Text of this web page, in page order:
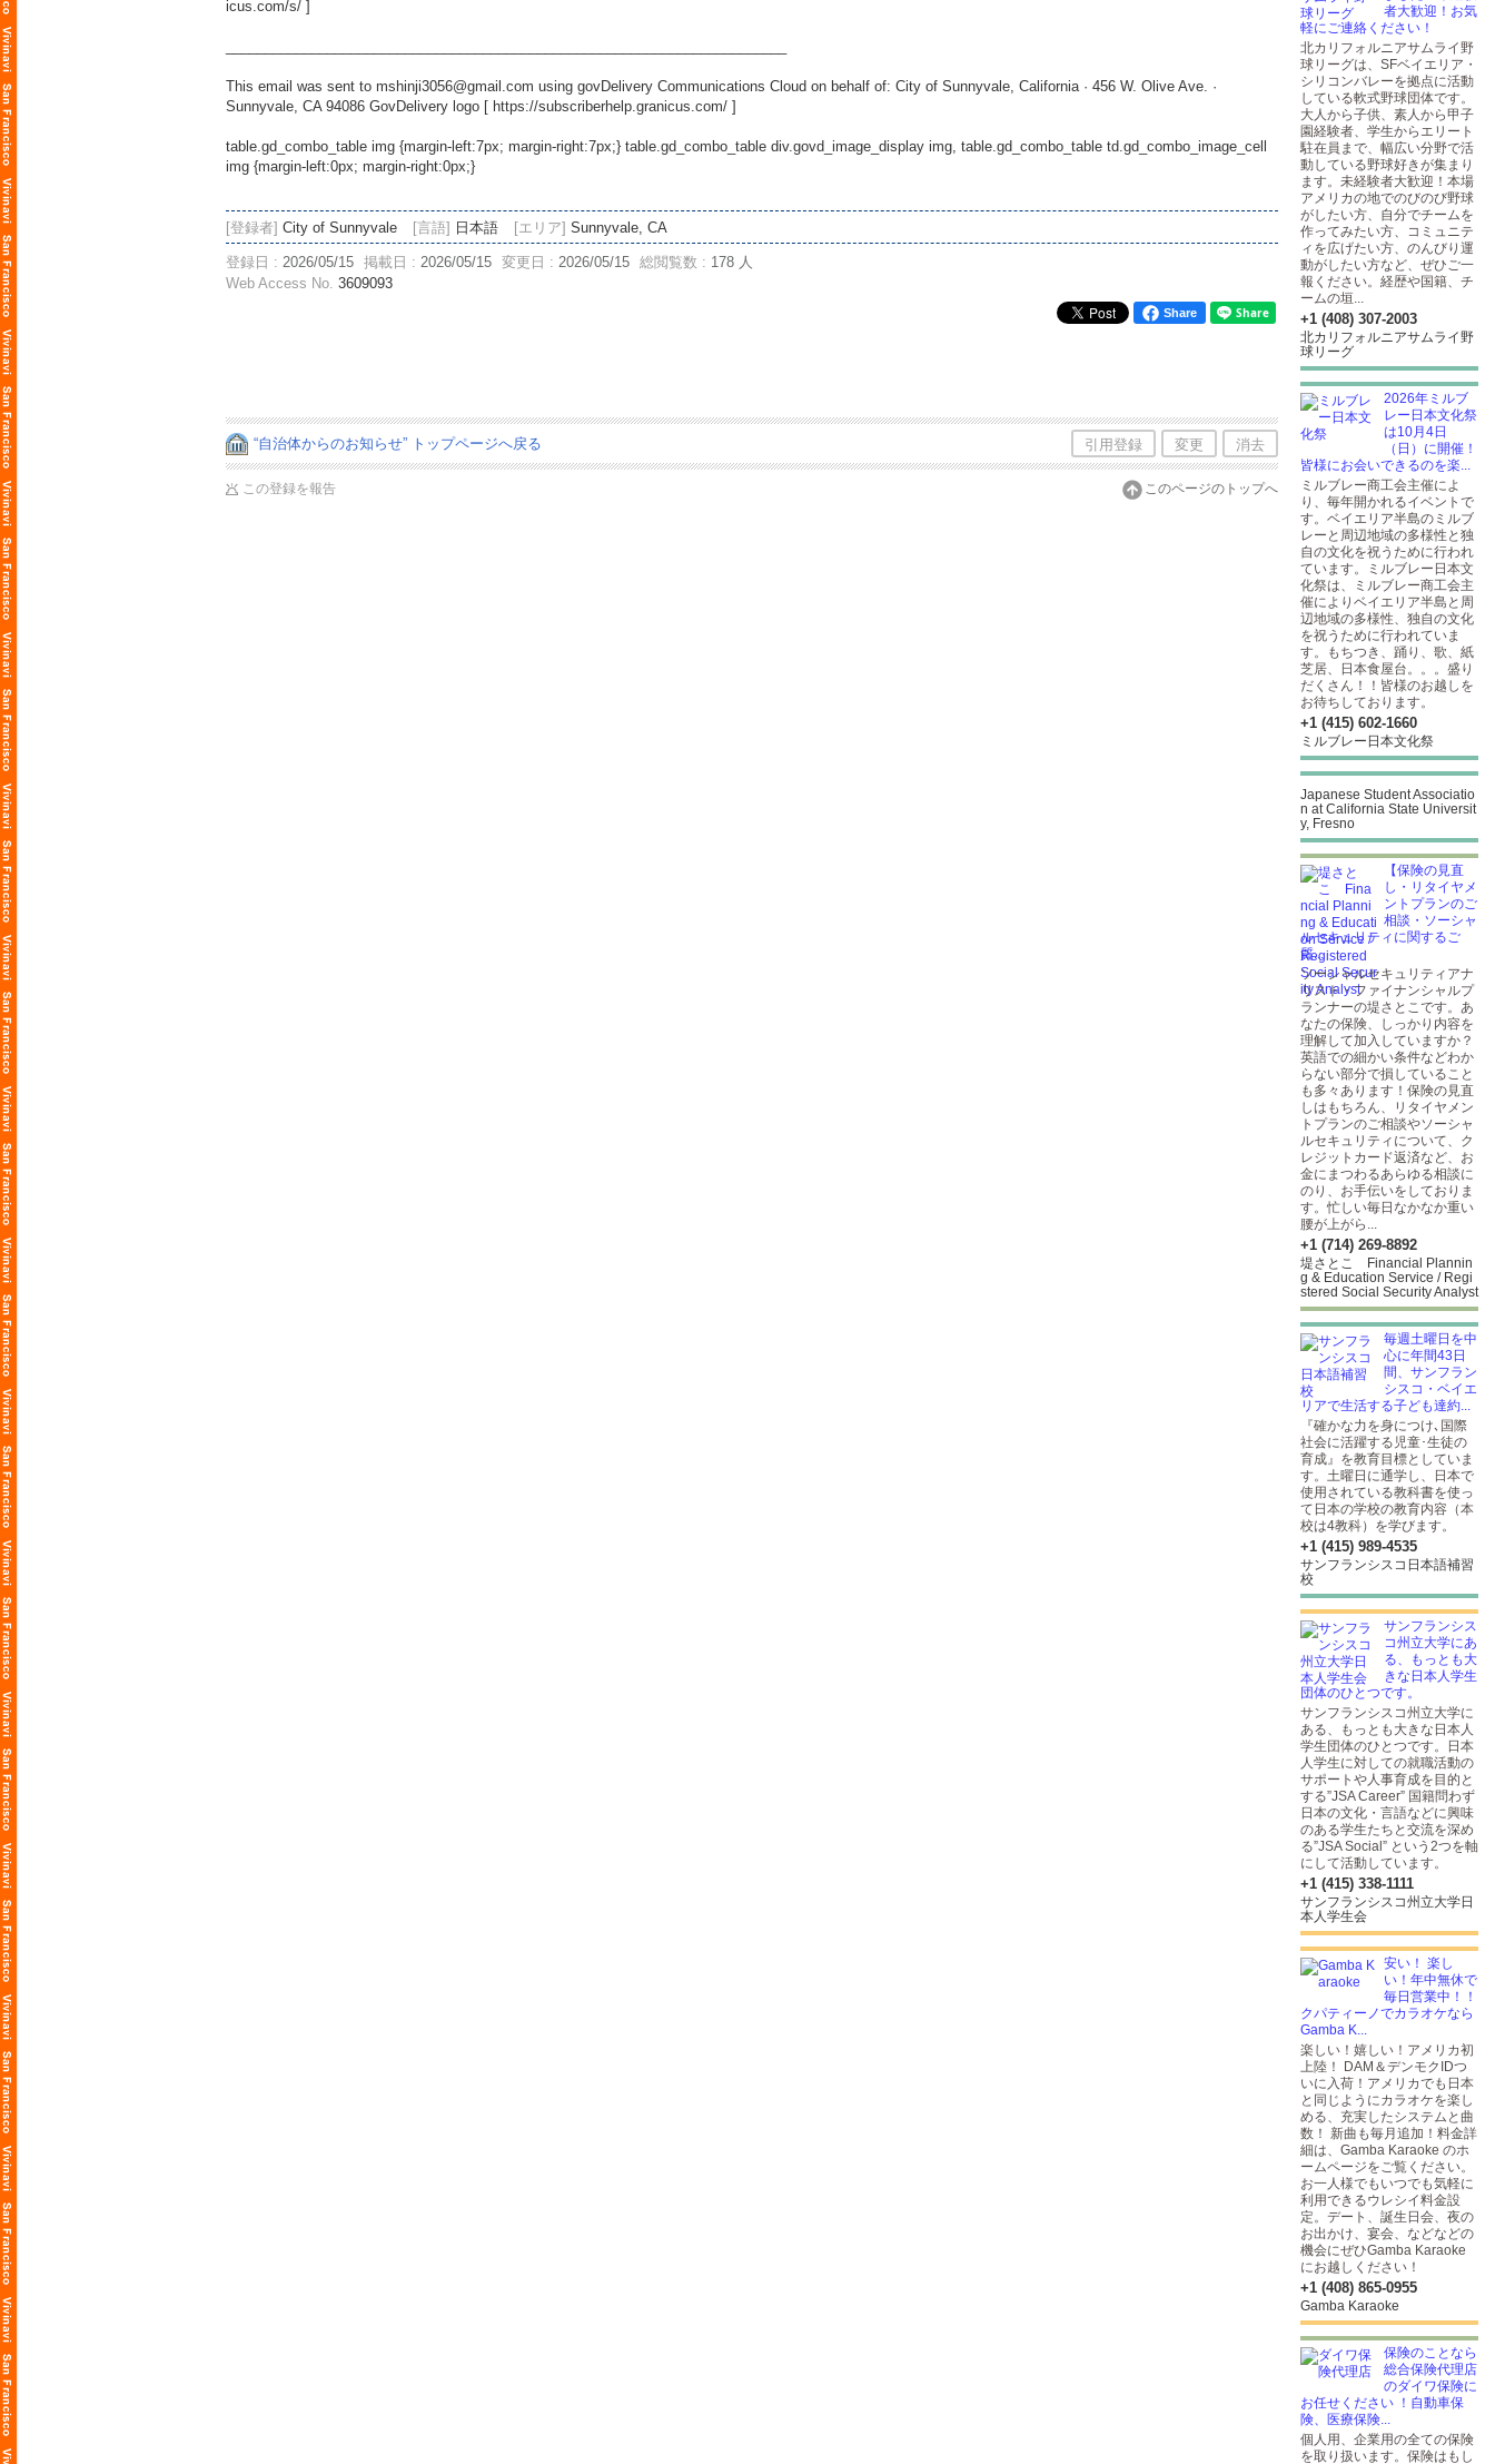
icus.com/s/ ]
This email was sent to mshinji3056@gmail.com using govDelivery Communications Cloud on behalf of: City of Sunnyvale, California · 456 W. Olive Ave. ·
Sunnyvale, CA 94086 GovDelivery logo [ https://subscriberhelp.granicus.com/ ]
table.gd_combo_table img {margin-left:7px; margin-right:7px;} table.gd_combo_table div.govd_image_display img, table.gd_combo_table td.gd_combo_image_cell
img {margin-left:0px; margin-right:0px;}
[登録者] City of Sunnyvale [言語] 日本語 [エリア] Sunnyvale, CA
登録日 : 2026/05/15 掲載日 : 2026/05/15 変更日 : 2026/05/15 総閲覧数 : 178 人
Web Access No. 3609093
Share
“自治体からのお知らせ” トップページへ戻る 引用登録 変更 消去
この登録を報告 このページのトップへ
者大歓迎！お気
軽にご連絡ください！
北カリフォルニアサムライ野
球リーグは、SFベイエリア・
シリコンバレーを拠点に活動
している軟式野球団体です。
大人から子供、素人から甲子
園経験者、学生からエリート
駐在員まで、幅広い分野で活
動している野球好きが集まり
ます。未経験者大歓迎！本場
アメリカの地でのびのび野球
がしたい方、自分でチームを
作ってみたい方、コミュニテ
ィを広げたい方、のんびり運
動がしたい方など、ぜひご一
報ください。経歴や国籍、チ
ームの垣...
+1 (408) 307-2003
北カリフォルニアサムライ野
球リーグ
2026年ミルブ
レー日本文化祭
は10月4日
（日）に開催！
皆様にお会いできるのを楽...
ミルブレー商工会主催によ
り、毎年開かれるイベントで
す。ベイエリア半島のミルブ
レーと周辺地域の多様性と独
自の文化を祝うために行われ
ています。ミルブレー日本文
化祭は、ミルブレー商工会主
催によりベイエリア半島と周
辺地域の多様性、独自の文化
を祝うために行われていま
す。もちつき、踊り、歌、紙
芝居、日本食屋台。。。盛り
だくさん！！皆様のお越しを
お待ちしております。
+1 (415) 602-1660
ミルブレー日本文化祭
Japanese Student Associatio
n at California State Universit
y, Fresno
【保険の見直
し・リタイヤメ
ントプランのご
相談・ソーシャ
ルセキュリティに関するご
質...
ソーシャルセキュリティアナ
リスト・ファイナンシャルプ
ランナーの堤さとこです。あ
なたの保険、しっかり内容を
理解して加入していますか？
英語での細かい条件などわか
らない部分で損していること
も多々あります！保険の見直
しはもちろん、リタイヤメン
トプランのご相談やソーシャ
ルセキュリティについて、ク
レジットカード返済など、お
金にまつわるあらゆる相談に
のり、お手伝いをしておりま
す。忙しい毎日なかなか重い
腰が上がら...
+1 (714) 269-8892
堤さとこ Financial Plannin
g & Education Service / Regi
stered Social Security Analyst
毎週土曜日を中
心に年間43日
間、サンフラン
シスコ・ベイエ
リアで生活する子ども達約...
『確かな力を身につけ､国際
社会に活躍する児童･生徒の
育成』を教育目標としていま
す。土曜日に通学し、日本で
使用されている教科書を使っ
て日本の学校の教育内容（本
校は4教科）を学びます。
+1 (415) 989-4535
サンフランシスコ日本語補習
校
サンフランシス
コ州立大学にあ
る、もっとも大
きな日本人学生
団体のひとつです。
サンフランシスコ州立大学に
ある、もっとも大きな日本人
学生団体のひとつです。日本
人学生に対しての就職活動の
サポートや人事育成を目的と
する”JSA Career” 国籍問わず
日本の文化・言語などに興味
のある学生たちと交流を深め
る”JSA Social” という2つを軸
にして活動しています。
+1 (415) 338-1111
サンフランシスコ州立大学日
本人学生会
安い！ 楽し
い！年中無休で
毎日営業中！！
クパティーノでカラオケなら
Gamba K...
楽しい！嬉しい！アメリカ初
上陸！ DAM＆デンモクIDつ
いに入荷！アメリカでも日本
と同じようにカラオケを楽し
める、充実したシステムと曲
数！ 新曲も毎月追加！料金詳
細は、Gamba Karaoke のホ
ームページをご覧ください。
お一人様でもいつでも気軽に
利用できるウレシイ料金設
定。デート、誕生日会、夜の
お出かけ、宴会、などなどの
機会にぜひGamba Karaoke
にお越しください！
+1 (408) 865-0955
Gamba Karaoke
保険のことなら
総合保険代理店
のダイワ保険に
お任せください ！自動車保
険、医療保険...
個人用、企業用の全ての保険
を取り扱います。保険はもし